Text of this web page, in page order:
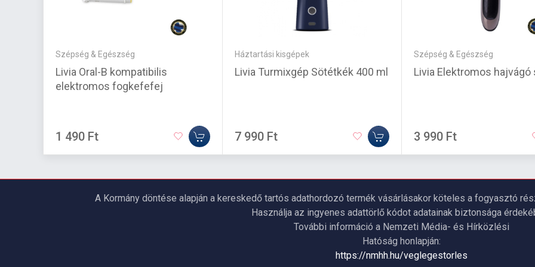
Szépség & Egészség
Livia Oral-B kompatibilis
elektromos fogkefefej
1 490 Ft
Háztartási kisgépek
Livia Turmixgép Sötétkék 400 ml
7 990 Ft
Szépség & Egészség
Livia Elektromos
3 990 Ft
A Kormány döntése alapján a kereskedő tartós adathordozó termék vásárlásakor köteles a fogyasztó
Használja az ingyenes adattörlő kódot adatainak biztonsága
További információ a Nemzeti Média- és Hírközlési
Hatóság honlapján:
https://nmhh.hu/veglegestorles